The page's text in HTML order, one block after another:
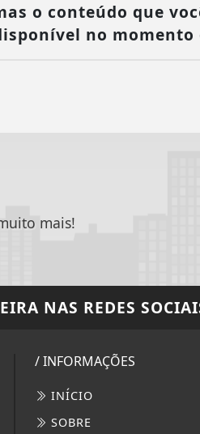
o conteúdo que
no
mais!
NAS REDES
/ INFORMAÇÕES
INÍCIO
SOBRE